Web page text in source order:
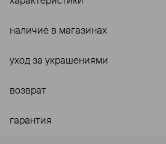
наличие в магазинах
уход за украшениями
возврат
гарантия